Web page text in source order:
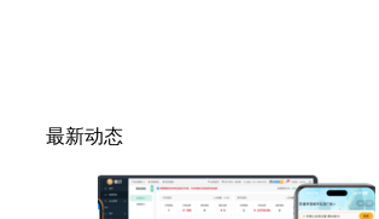
最新动态